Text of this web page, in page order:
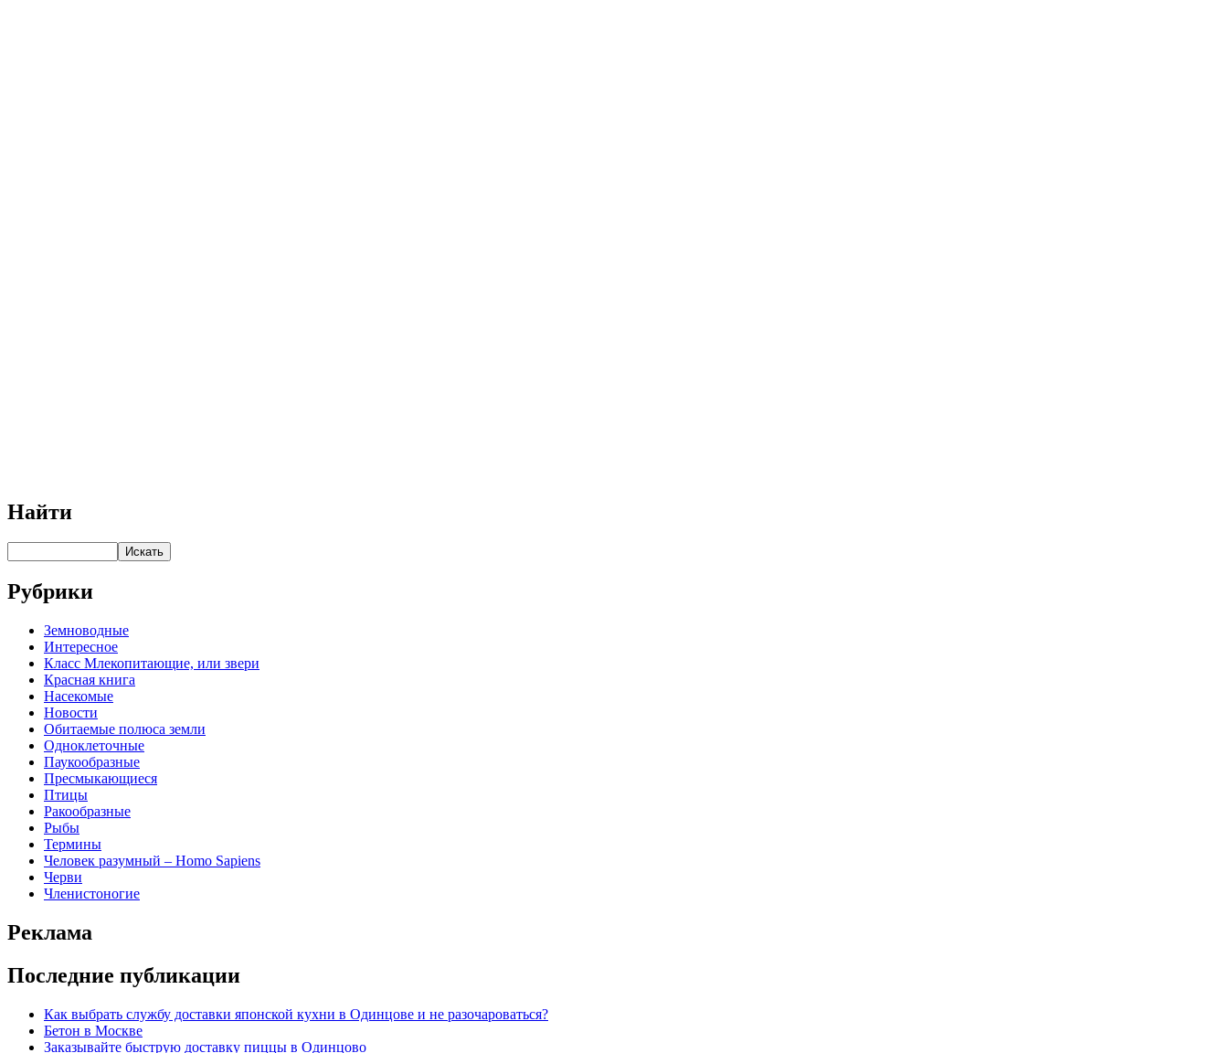
Найти
Рубрики
Земноводные
Интересное
Класс Млекопитающие, или звери
Красная книга
Насекомые
Новости
Обитаемые полюса земли
Одноклеточные
Паукообразные
Пресмыкающиеся
Птицы
Ракообразные
Рыбы
Термины
Человек разумный – Homo Sapiens
Черви
Членистоногие
Реклама
Последние публикации
Как выбрать службу доставки японской кухни в Одинцове и не разочароваться?
Бетон в Москве
Заказывайте быструю доставку пиццы в Одинцово